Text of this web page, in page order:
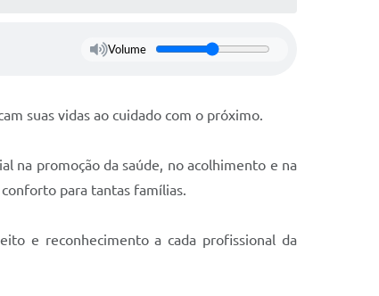
Volume
suas vidas ao cuidado com o próximo.
na promoção da saúde, no acolhimento e na
para tantas famílias.
e reconhecimento a cada profissional da